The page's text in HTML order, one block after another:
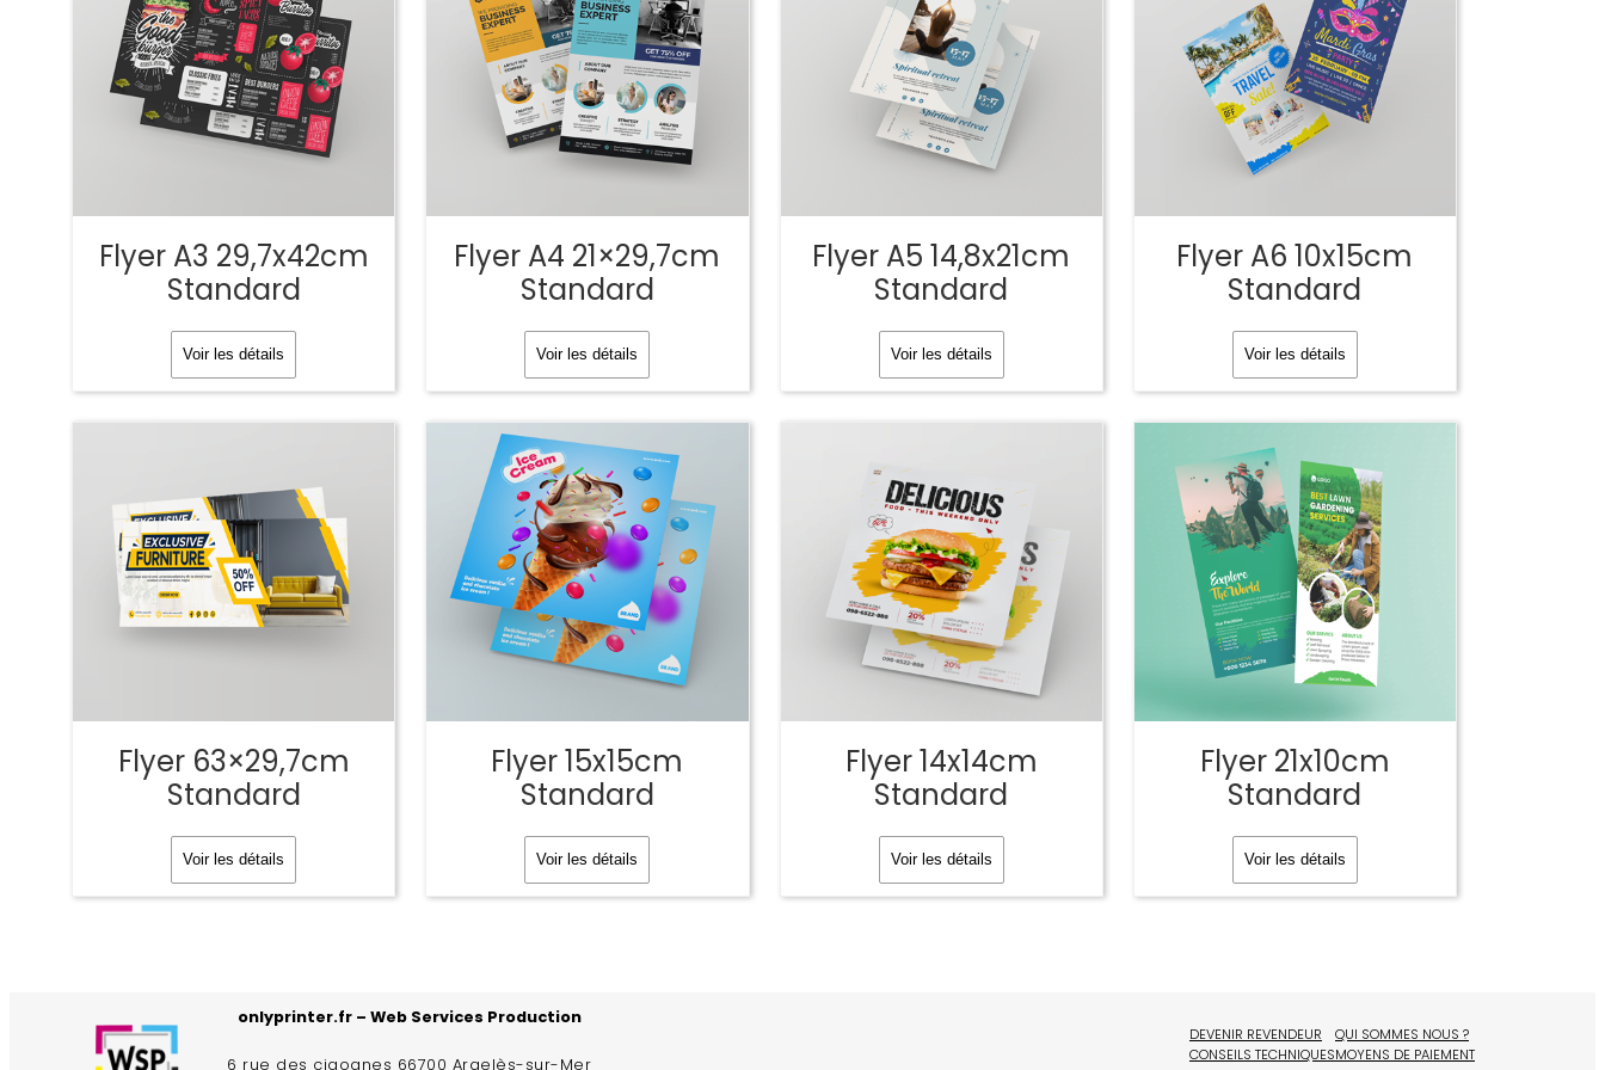
Flyer A3 29,7x42cm
Standard
Voir les détails
Flyer A4 21×29,7cm
Standard
Voir les détails
Flyer A5 14,8x21cm
Standard
Voir les détails
Flyer A6 10x15cm
Standard
Voir les détails
Flyer 63×29,7cm
Standard
Voir les détails
Flyer 15x15cm
Standard
Voir les détails
Flyer 14x14cm
Standard
Voir les détails
Flyer 21x10cm
Standard
Voir les détails
onlyprinter.fr – Web Services Production
6 rue des cigognes 66700 Argelès-sur-Mer
DEVENIR REVENDEUR
CONSEILS TECHNIQUES
QUI SOMMES NOUS ?
MOYENS DE PAIEMENT